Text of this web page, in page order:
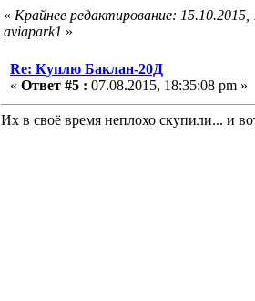
« Крайнее редактирование:
aviapark1 »
Re: Куплю Баклан-20Д
« Ответ #5 : 07.08.2015, 18:35:08 pm »
Их в своё время неплохо скупили... и